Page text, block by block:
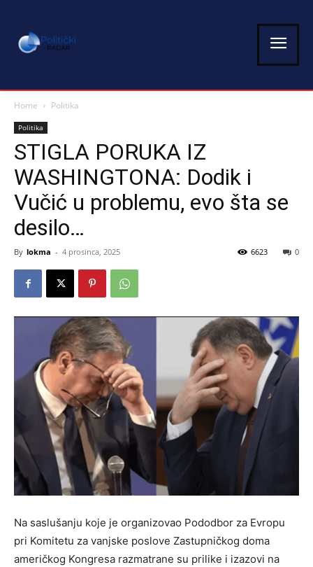
Home Politika
Politika
STIGLA PORUKA IZ
WASHINGTONA: Dodik i
Vučić u problemu, evo šta se
desilo…
By lokma - 4 prosinca, 2025 0
6623
Na saslušanju koje je organizovao Pododbor za Evropu
pri Komitetu za vanjske poslove Zastupničkog doma
američkog Kongresa razmatrane su prilike i izazovi na